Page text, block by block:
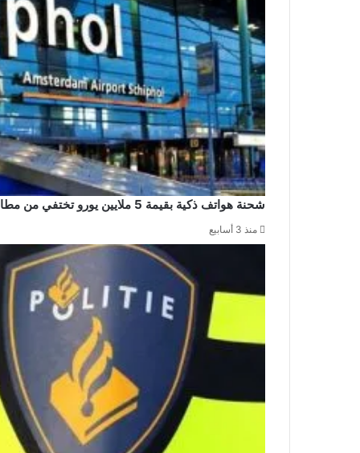
شحنة هواتف ذكية بقيمة 5 ملايين يورو تختفي من مطار سخيبول والشرطة تشن حملة اعتقالات
منذ 3 أسابيع